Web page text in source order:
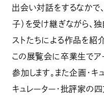
出会い対話をするなかで
子）を受け継ぎながら、
ストたちによる作品を紹
この展覧会に卒業生でア
参加します。また企画・
キュレーター・批評家の